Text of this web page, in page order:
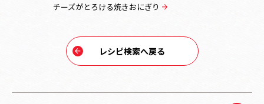
チーズがとろける焼きおにぎり
レシピ検索へ戻る